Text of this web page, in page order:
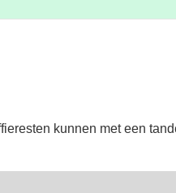
kunnen met een